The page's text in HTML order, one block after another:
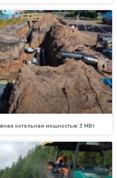
котельная мощностью 3 МВт